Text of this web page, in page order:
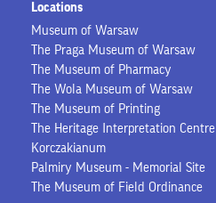
Locations
Museum of Warsaw
The Praga Museum of Warsaw
The Museum of Pharmacy
The Wola Museum of Warsaw
The Museum of Printing
The Heritage Interpretation Centre
Korczakianum
Palmiry Museum - Memorial Site
The Museum of Field Ordinance